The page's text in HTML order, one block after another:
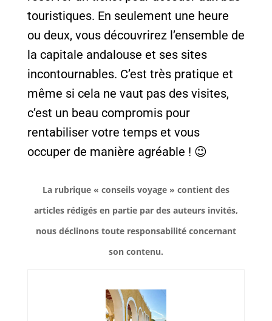
touristiques. En seulement une heure
ou deux, vous découvrirez l’ensemble de
la capitale andalouse et ses sites
incontournables. C’est très pratique et
même si cela ne vaut pas des visites,
c’est un beau compromis pour
rentabiliser votre temps et vous
occuper de manière agréable ! 😉
La rubrique « conseils voyage » contient des
articles rédigés en partie par des auteurs invités,
nous déclinons toute responsabilité concernant
son contenu.